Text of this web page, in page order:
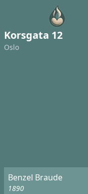
Korsgata 12
Oslo
Benzel Braude
1890